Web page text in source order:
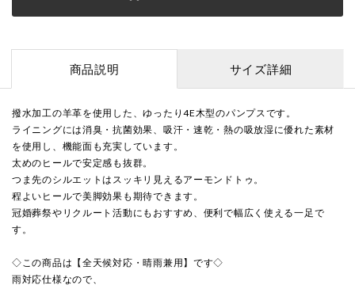
商品説明 サイズ詳細
撥水加工の羊革を使用した、ゆったり4E木型のパンプスです。
ライニングには消臭・抗菌効果、吸汗・速乾・熱の吸放湿に優れた素材
を使用し、機能面も充実しています。
太めのヒールで安定感も抜群。
つま先のシルエットはスッキリ見えるアーモンドトゥ。
程よいヒールで美脚効果も期待できます。
冠婚葬祭やリクルート活動にもおすすめ、便利で幅広く使える一足で
す。
◇この商品は【全天候対応・晴雨兼用】です◇
雨対応仕様なので、